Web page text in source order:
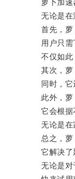
萝卜加速器
无论是在游
首先，萝卜
用户只需下
不仅如此，
其次，萝卜
同时，它还
此外，萝卜
它会根据不
无论是在家
总之，萝卜
它解决了延
无论是对于